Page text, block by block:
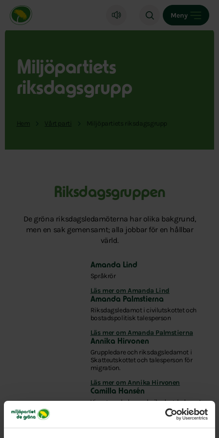
Miljöpartiet de gröna, startsida
Meny
Miljöpartiets
riksdagsgrupp
Hem Vårt parti Miljöpartiets riksdagsgrupp
Riksdagsgruppen
De gröna riksdagsledamöterna har olika bakgrund,
men en sak gemensamt; alla jobbar för en hållbar
värld.
Amanda Lind
Språkrör
Läs mer om Amanda Lind
Amanda Palmstierna
Riksdagsledamot i civilutskottet och
bostadspolitisk talesperson
Läs mer om Amanda Palmstierna
Annika Hirvonen
Gruppledare och riksdagsledamot i
Skatteutskottet och talesperson för
migration.
Läs mer om Annika Hirvonen
Camilla Hansén
Vice gruppledare och riksdagsledamot
i utbildningsutskottet, med ansvar för
partiets politik för förskola, skola,